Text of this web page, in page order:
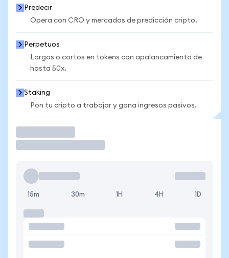
Predecir
Opera con CRO y mercados de predicción cripto.
Perpetuos
Largos o cortos en tokens con apalancamiento de
hasta 50x.
Staking
Pon tu cripto a trabajar y gana ingresos pasivos.
15m 30m 1H 4H 1D